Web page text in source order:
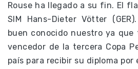
Rouse ha llegado a su fin. El
SIM Hans-Dieter Vötter
buen conocido nuestro ya que
vencedor de la tercera Copa
país para recibir su diploma por